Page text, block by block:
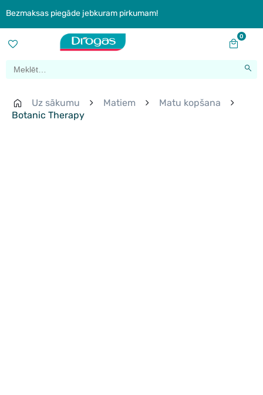
Bezmaksas piegāde jebkuram pirkumam!
0
Uz sākumu Matiem
Matu kopšana
Botanic Therapy